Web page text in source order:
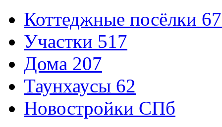
Коттеджные посёлки
Участки 517
Дома 207
Таунхаусы 62
Новостройки СПб